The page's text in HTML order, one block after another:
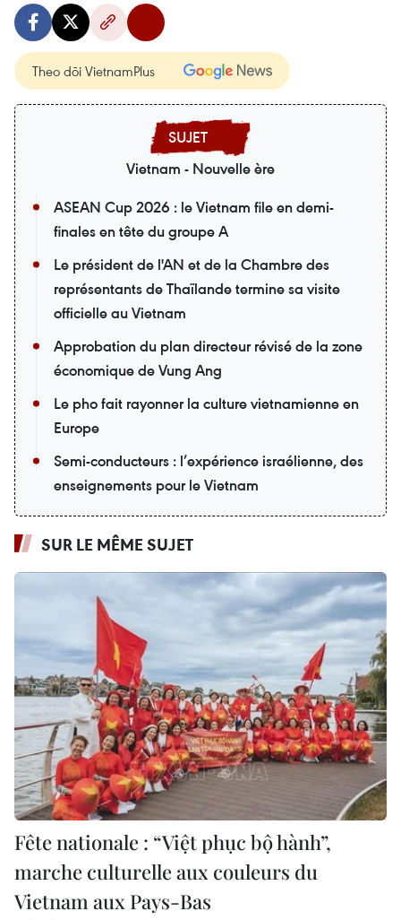
Theo dõi VietnamPlus
Vietnam - Nouvelle ère
ASEAN Cup 2026 : le Vietnam file en demi-
finales en tête du groupe A
Le président de l'AN et de la Chambre des
représentants de Thaïlande termine sa visite
officielle au Vietnam
Approbation du plan directeur révisé de la zone
économique de Vung Ang
Le pho fait rayonner la culture vietnamienne en
Europe
Semi-conducteurs : l’expérience israélienne, des
enseignements pour le Vietnam
SUR LE MÊME SUJET
Fête nationale : “Việt phục bộ hành”,
marche culturelle aux couleurs du
Vietnam aux Pays-Bas